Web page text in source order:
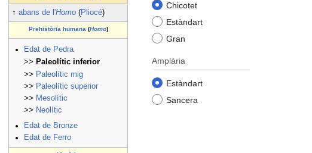
Chicotet
Estàndart
Gran
Amplària
Estàndart
Sancera
↑ abans de l'Homo (Pliocé)
Prehistòria humana (Homo)
Edat de Pedra
>> Paleolític inferior
>> Paleolític mig
>> Paleolític superior
>> Mesolític
>> Neolític
Edat de Bronze
Edat de Ferro